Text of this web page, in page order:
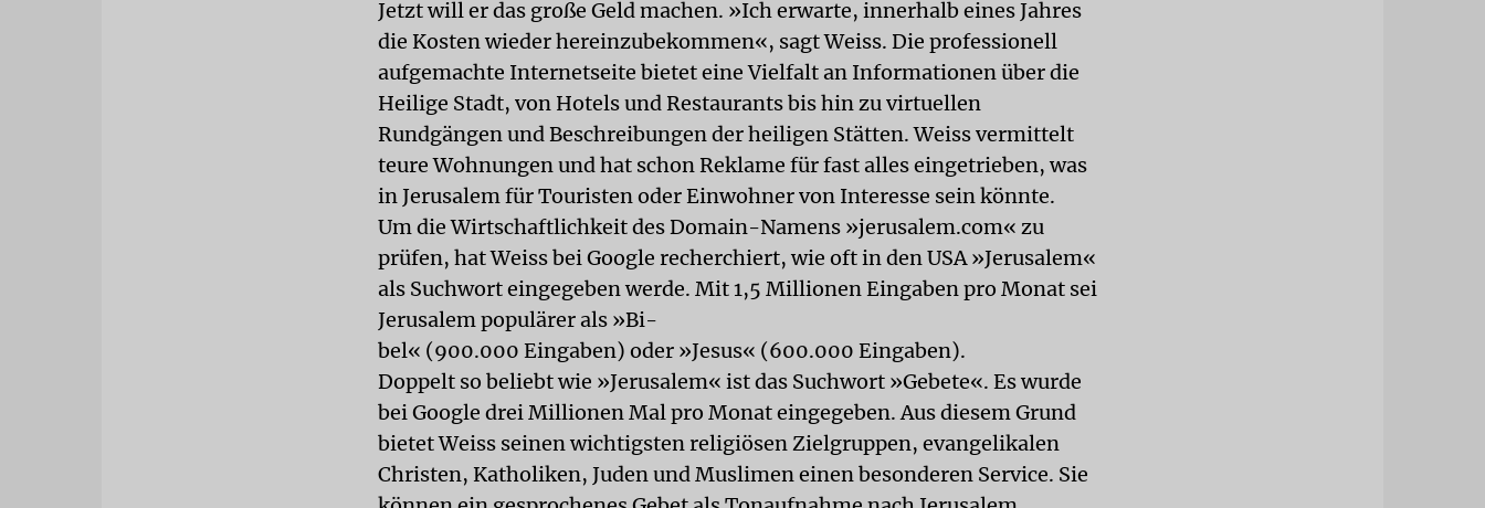
Jetzt will er das große Geld machen. »Ich erwarte, innerhalb eines Jahres
die Kosten wieder hereinzubekommen«, sagt Weiss. Die professionell
aufgemachte Internetseite bietet eine Vielfalt an Informationen über die
Heilige Stadt, von Hotels und Restaurants bis hin zu virtuellen
Rundgängen und Beschreibungen der heiligen Stätten. Weiss vermittelt
teure Wohnungen und hat schon Reklame für fast alles eingetrieben, was
in Jerusalem für Touristen oder Einwohner von Interesse sein könnte.
Um die Wirtschaftlichkeit des Domain-Namens »jerusalem.com« zu
prüfen, hat Weiss bei Google recherchiert, wie oft in den USA »Jerusalem«
als Suchwort eingegeben werde. Mit 1,5 Millionen Eingaben pro Monat sei
Jerusalem populärer als »Bi-
bel« (900.000 Eingaben) oder »Jesus« (600.000 Eingaben).
Doppelt so beliebt wie »Jerusalem« ist das Suchwort »Gebete«. Es wurde
bei Google drei Millionen Mal pro Monat eingegeben. Aus diesem Grund
bietet Weiss seinen wichtigsten religiösen Zielgruppen, evangelikalen
Christen, Katholiken, Juden und Muslimen einen besonderen Service. Sie